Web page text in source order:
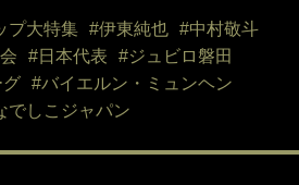
プ大特集 #伊東純也
#中村敬斗
#日本代表
#ジュビロ磐田
#バイエルン・ミュンヘン
でしこジャパン